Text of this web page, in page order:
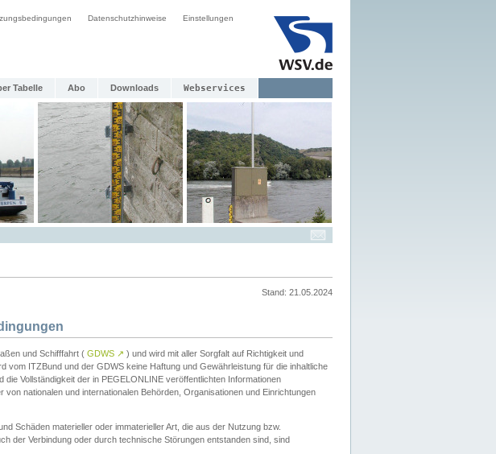
Datenschutzhinweise Einstellungen
Tabelle Abo Downloads Webservices
Stand: 21.05.2024
und Schifffahrt ( GDWS ↗ ) und wird mit aller Sorgfalt auf Richtigkeit und
vom ITZBund und der GDWS keine Haftung und Gewährleistung für die inhaltliche
Vollständigkeit der in PEGELONLINE veröffentlichten Informationen
nationalen und internationalen Behörden, Organisationen und Einrichtungen
Schäden materieller oder immaterieller Art, die aus der Nutzung bzw.
der Verbindung oder durch technische Störungen entstanden sind, sind